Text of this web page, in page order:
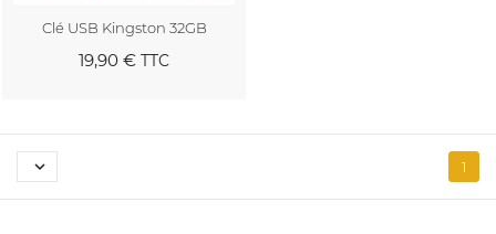
Clé USB Kingston 32GB
19,90 € TTC
 1